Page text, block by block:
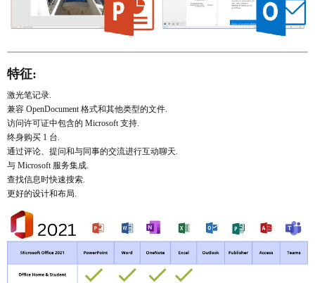
特征:
激光笔记录.
兼容 OpenDocument 格式和其他类型的文件.
访问许可证中包含的 Microsoft 支持.
终身购买 1 台.
通过评论、提问和与同事的交流进行互动聊天.
与 Microsoft 服务集成.
查找信息时快速搜索.
更好的设计和布局.